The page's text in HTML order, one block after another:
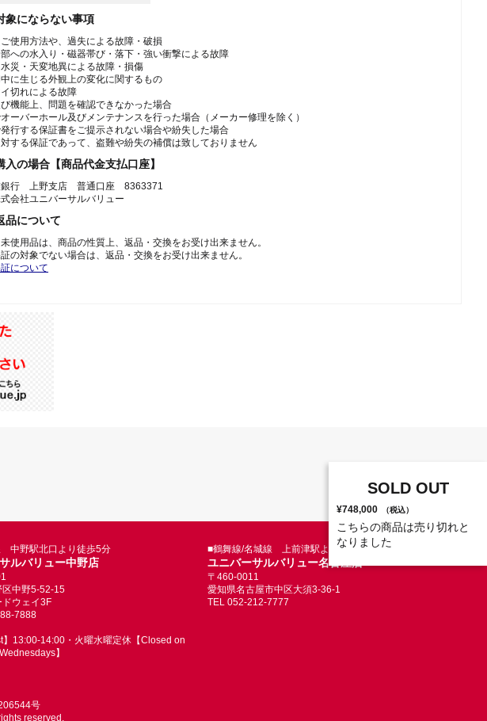
SOLD OUT
¥748,000 （税込）
こちらの商品は売り切れと
なりました
象にならない事項
ご使用方法や、過失による故障・破損
部への水入り・磁器帯び・落下・強い衝撃による故障
水災・天変地異による故障・損傷
中に生じる外観上の変化に関するもの
イ切れによる故障
び機能上、問題を確認できなかった場合
オーバーホール及びメンテナンスを行った場合（メーカー修理を除く）
発行する保証書をご提示されない場合や紛失した場合
対する保証であって、盗難や紛失の補償は致しておりません
入の場合【商品代金支払口座】
銀行 上野支店 普通口座 8363371
会社ユニバーサルバリュー
品について
未使用品は、商品の性質上、返品・交換をお受け出来ません。
証の対象でない場合は、返品・交換をお受け出来ません。
について
中野駅北口より徒歩5分
ルバリュー中野店
区中野5-52-15
ウェイ3F
7888
】13:00-14:00・火曜水曜定休【Closed on
】
■鶴舞線/名城線 上前津駅より徒歩5分
ユニバーサルバリュー名古屋店
〒460-0011
愛知県名古屋市中区大須3-36-1
TEL 052-212-7777
号
reserved.